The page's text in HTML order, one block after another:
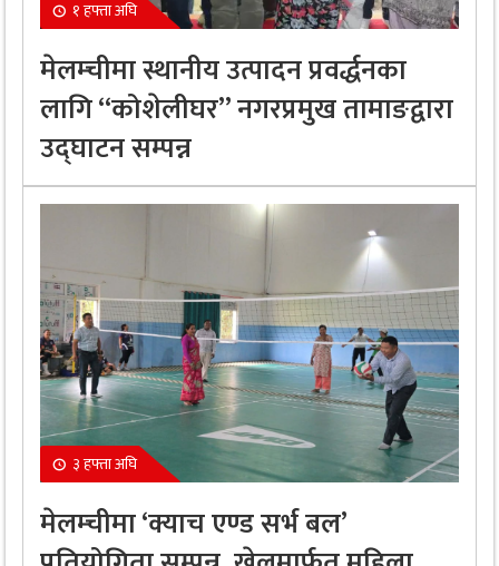
१ हफ्ता अघि
मेलम्चीमा स्थानीय उत्पादन प्रवर्द्धनका
लागि “कोशेलीघर” नगरप्रमुख तामाङद्वारा
उद्घाटन सम्पन्न
३ हफ्ता अघि
मेलम्चीमा ‘क्याच एण्ड सर्भ बल’